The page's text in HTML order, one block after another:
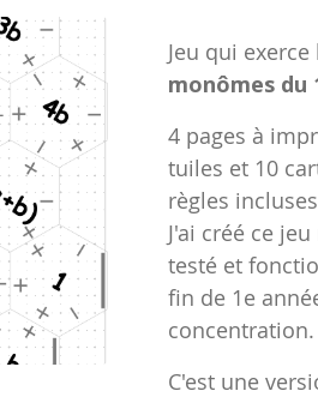
Jeu qui exerce
monômes du
4 pages à
tuiles et 10
règles
J'ai créé ce
testé et
fin de 1e
concentration.
C'est une